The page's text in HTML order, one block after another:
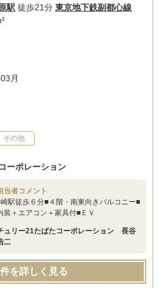
駅 徒歩21分 東京地下鉄副都心線
月
その他
ーポレーション
当者コメント
駅徒歩６分■４階・南東向きバルコニー■
装＋エアコン＋家具付■ＥＶ
ュリー21たばたコーポレーション 長谷
二
を詳しく見る